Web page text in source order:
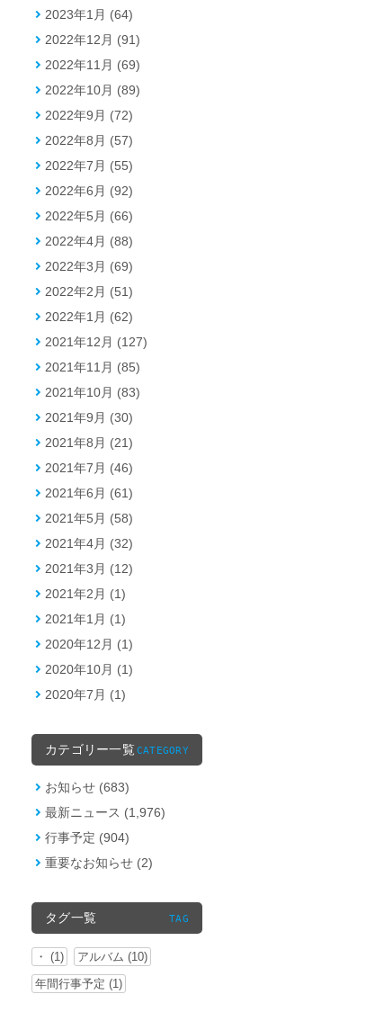
2023年1月 (64)
2022年12月 (91)
2022年11月 (69)
2022年10月 (89)
2022年9月 (72)
2022年8月 (57)
2022年7月 (55)
2022年6月 (92)
2022年5月 (66)
2022年4月 (88)
2022年3月 (69)
2022年2月 (51)
2022年1月 (62)
2021年12月 (127)
2021年11月 (85)
2021年10月 (83)
2021年9月 (30)
2021年8月 (21)
2021年7月 (46)
2021年6月 (61)
2021年5月 (58)
2021年4月 (32)
2021年3月 (12)
2021年2月 (1)
2021年1月 (1)
2020年12月 (1)
2020年10月 (1)
2020年7月 (1)
カテゴリー一覧 CATEGORY
お知らせ (683)
最新ニュース (1,976)
行事予定 (904)
重要なお知らせ (2)
タグ一覧 TAG
・ (1)
アルバム (10)
年間行事予定 (1)